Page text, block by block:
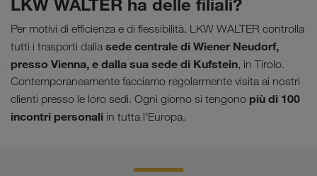
LKW WALTER ha delle filiali?
Per motivi di efficienza e di flessibilità, LKW WALTER controlla
tutti i trasporti dalla sede centrale di Wiener Neudorf,
presso Vienna, e dalla sua sede di Kufstein, in Tirolo.
Contemporaneamente facciamo regolarmente visita ai nostri
clienti presso le loro sedi. Ogni giorno si tengono più di 100
incontri personali in tutta l'Europa.